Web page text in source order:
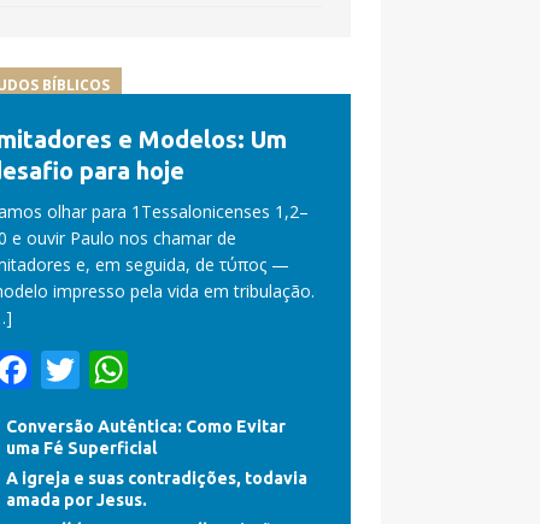
BÍBLICOS
e Modelos: Um
para hoje
olhar para 1Tessalonicenses 1,2–
e ouvir Paulo nos chamar de
e, em seguida, de τύπος —
impresso pela vida em tribulação.
F
e
b
T
w
itt
er
W
h
at
s
Conversão Autêntica: Como Evitar
uma Fé Superficial
A igreja e suas contradições, todavia
amada por Jesus.